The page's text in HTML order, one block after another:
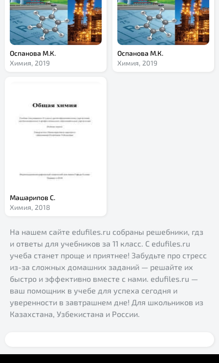
Оспанова М.К.
Химия, 2019
Оспанова М.К.
Химия, 2019
Машарипов С.
Химия, 2018
На нашем сайте edufiles.ru собраны решебники, гдз
и ответы для учебников за 11 класс. С edufiles.ru
учеба станет проще и приятнее! Забудьте про стресс
из-за сложных домашних заданий — решайте их
быстро и эффективно вместе с нами. edufiles.ru —
ваш помощник в учебе для успеха сегодня и
уверенности в завтрашнем дне! Для школьников из
Казахстана, Узбекистана и России.